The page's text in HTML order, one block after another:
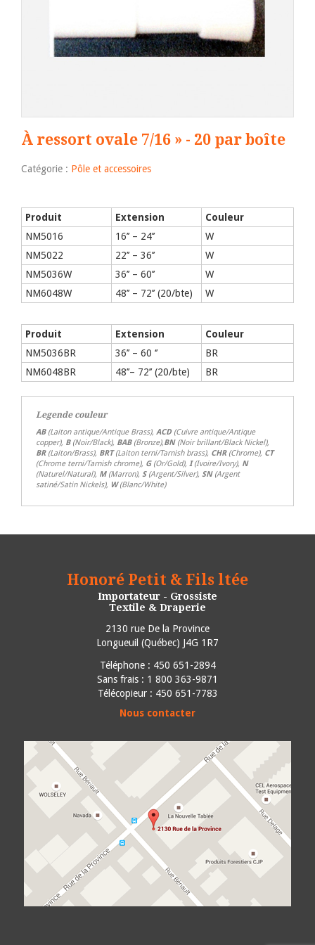
À ressort ovale 7/16 » - 20 par boîte
Catégorie : Pôle et accessoires
Produit Extension
Couleur
NM5016
16’’ – 24’’
W
NM5022
22’’ – 36’’
W
NM5036W
36’’ – 60’’
W
NM6048W
48’’ – 72’’ (20/bte) W
Produit Extension
Couleur
NM5036BR
36’’ – 60 ‘’
BR
NM6048BR
48’’– 72’’ (20/bte) BR
Legende couleur
AB(Laiton antique/Antique Brass), ACD(Cuivre antique/Antique
copper), B(Noir/Black), BAB(Bronze),BN(Noir brillant/Black Nickel),
BR (Laiton/Brass), BRT(Laiton terni/Tarnish brass), CHR(Chrome), CT
(Chrome terni/Tarnish chrome), G(Or/Gold), I (Ivoire/Ivory), N
(Naturel/Natural), M(Marron), S(Argent/Silver), SN(Argent
satiné/Satin Nickels), W(Blanc/White)
Honoré Petit & Fils ltée
Importateur - Grossiste
Textile & Draperie
2130 rue De la Province
Longueuil (Québec) J4G 1R7
Téléphone : 450 651-2894
Sans frais : 1 800 363-9871
Télécopieur : 450 651-7783
Nous contacter